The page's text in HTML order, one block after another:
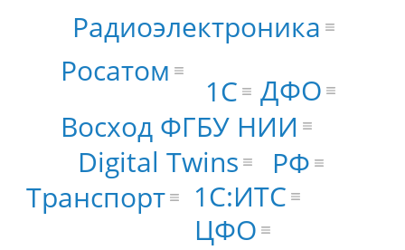
Восход ФГБУ НИИ
1С
Росатом
Digital Twins
Транспорт
Радиоэлектроника
1С:ИТС
РФ
ЦФО
ДФО